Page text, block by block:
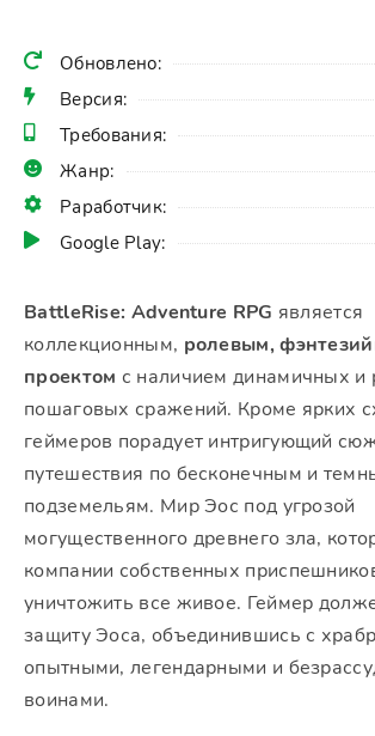
Обновлено:
Версия:
Требования:
Жанр:
Раработчик:
Google Play:
BattleRise: Adventure RPG является
коллекционным, ролевым,
проектом с наличием динамичных и
пошаговых сражений. Кроме ярких
геймеров порадует интригующий
путешествия по бесконечным и
подземельям. Мир Эос под угрозой
могущественного древнего зла,
компании собственных
уничтожить все живое. Геймер
защиту Эоса, объединившись с
опытными, легендарными и
воинами.